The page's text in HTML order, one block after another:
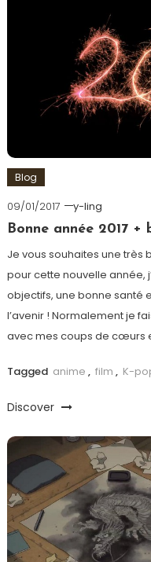
Blog
09/01/2017
y-ling
Bonne année 2017
Je vous souhaites une très
pour cette nouvelle année,
objectifs, une bonne santé
l’avenir ! Normalement je
avec mes coups de cœurs
Tagged anime , film , K-
Discover